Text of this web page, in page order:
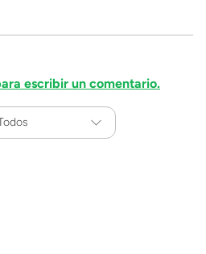
escribir un comentario.